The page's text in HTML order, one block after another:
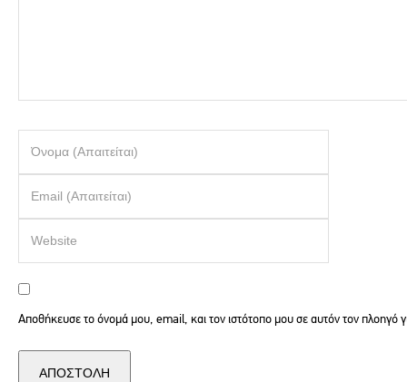
Αποθήκευσε το όνομά μου, email, και τον ιστότοπο μου σε αυτόν τον πλοηγό